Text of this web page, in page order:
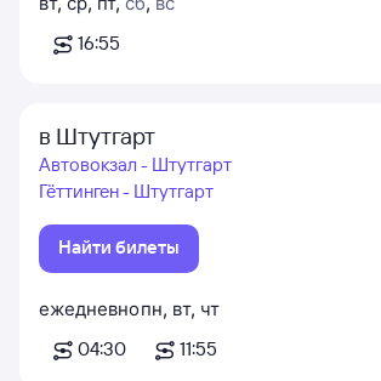
16:55
в Штутгарт
Автовокзал - Штутгарт
Гёттинген - Штутгарт
Найти билеты
ежедневно
04:30
пн, вт, чт
11:55